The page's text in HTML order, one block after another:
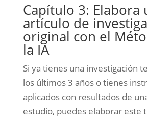
Capítulo 3: Elabora
artículo de
original con el
la IA
Si ya tienes una investigación
los últimos 3 años o tienes
aplicados con resultados de
estudio, puedes elaborar este